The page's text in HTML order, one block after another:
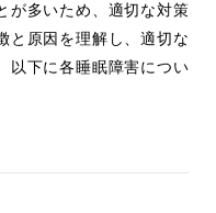
が多いため、適切な対策
と原因を理解し、適切な
以下に各睡眠障害につい